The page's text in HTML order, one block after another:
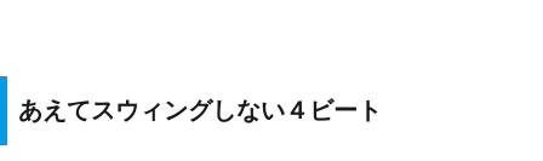
あえてスウィングしない４ビート